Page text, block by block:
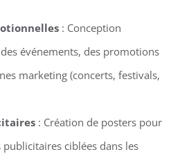
: Conception
événements, des promotions
marketing (concerts, festivals,
: Création de posters pour
publicitaires ciblées dans les